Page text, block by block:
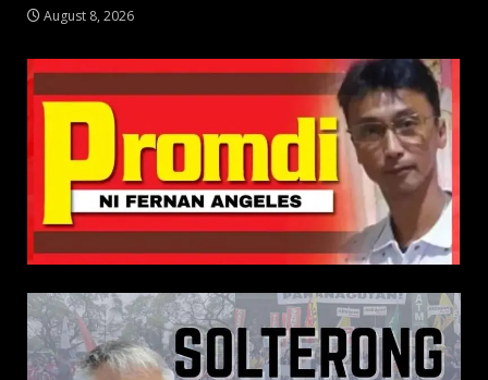
August 8, 2026